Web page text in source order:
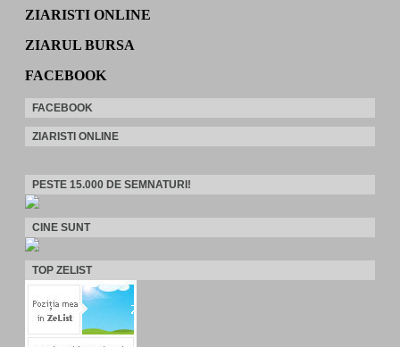
ZIARISTI ONLINE
ZIARUL BURSA
FACEBOOK
FACEBOOK
ZIARISTI ONLINE
PESTE 15.000 DE SEMNATURI!
CINE SUNT
TOP ZELIST